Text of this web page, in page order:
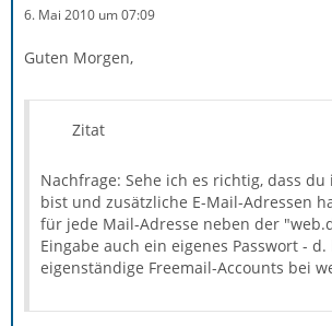
6. Mai 2010 um 07:09
Guten Morgen,
Zitat
Nachfrage: Sehe ich es richtig, dass du
bist und zusätzliche E-Mail-Adressen
für jede Mail-Adresse neben der
Eingabe auch ein eigenes Passwort -
eigenständige Freemail-Accounts bei